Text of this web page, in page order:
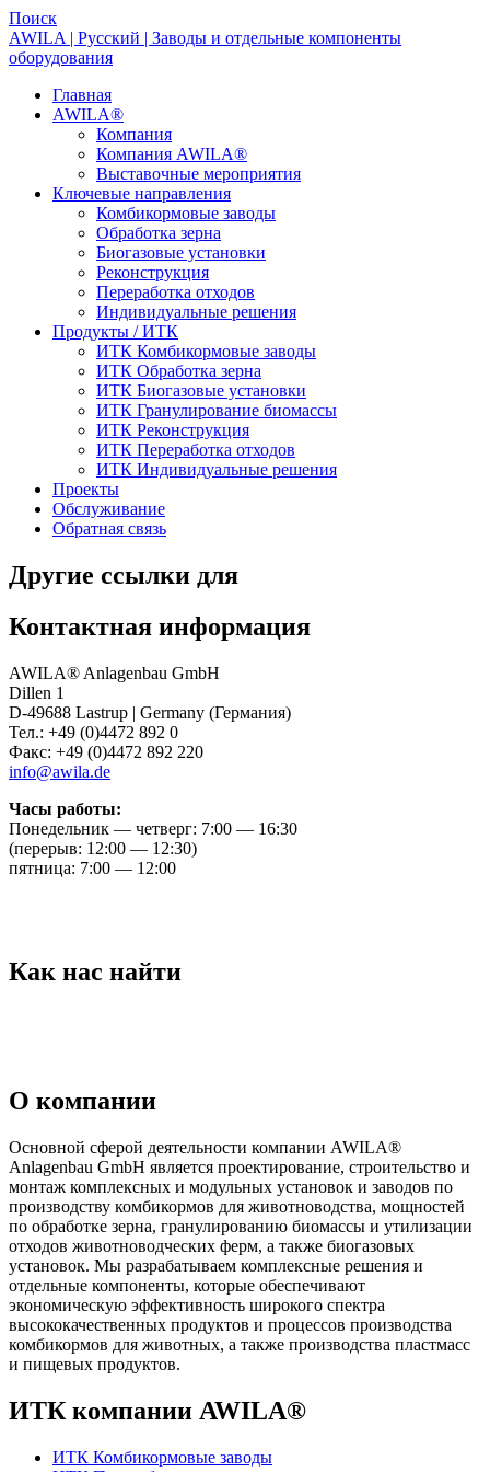
Поиск
AWILA | Русский | Заводы и отдельные компоненты
оборудования
Главная
AWILA®
Компания
Компания AWILA®
Выставочные мероприятия
Ключевые направления
Комбикормовые заводы
Обработка зерна
Биогазовые установки
Реконструкция
Переработка отходов
Индивидуальные решения
Продукты / ИТК
ИТК Комбикормовые заводы
ИТК Обработка зерна
ИТК Биогазовые установки
ИТК Гранулирование биомассы
ИТК Реконструкция
ИТК Переработка отходов
ИТК Индивидуальные решения
Проекты
Обслуживание
Обратная связь
Другие ссылки для
Контактная информация
AWILA® Anlagenbau GmbH
Dillen 1
D-49688 Lastrup | Germany (Германия)
Тел.: +49 (0)4472 892 0
Факс: +49 (0)4472 892 220
info@awila.de
Часы работы:
Понедельник — четверг: 7:00 — 16:30
(перерыв: 12:00 — 12:30)
пятница: 7:00 — 12:00
Как нас найти
О компании
Основной сферой деятельности компании AWILA®
Anlagenbau GmbH является проектирование, строительство и
монтаж комплексных и модульных установок и заводов по
производству комбикормов для животноводства, мощностей
по обработке зерна, гранулированию биомассы и утилизации
отходов животноводческих ферм, а также биогазовых
установок. Мы разрабатываем комплексные решения и
отдельные компоненты, которые обеспечивают
экономическую эффективность широкого спектра
высококачественных продуктов и процессов производства
комбикормов для животных, а также производства пластмасс
и пищевых продуктов.
ИТК компании AWILA®
ИТК Комбикормовые заводы